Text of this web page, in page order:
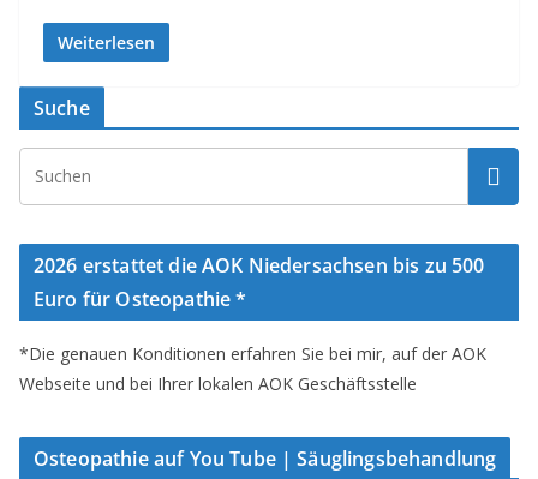
Weiterlesen
Suche
2026 erstattet die AOK Niedersachsen bis zu 500
Euro für Osteopathie *
*Die genauen Konditionen erfahren Sie bei mir, auf der AOK
Webseite und bei Ihrer lokalen AOK Geschäftsstelle
Osteopathie auf You Tube | Säuglingsbehandlung